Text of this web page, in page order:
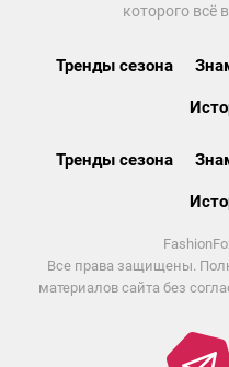
которого всё
Тренды сезона
Тренды сезона
Все права защищены.
материалов сайта без